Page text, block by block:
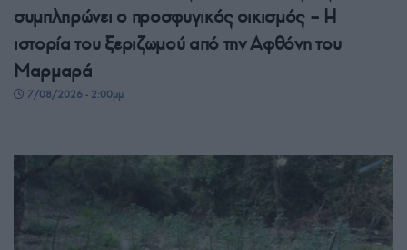
συμπληρώνει ο προσφυγικός οικισμός – Η
ιστορία του ξεριζωμού από την Αφθόνη του
Μαρμαρά
7/08/2026 - 2:00μμ